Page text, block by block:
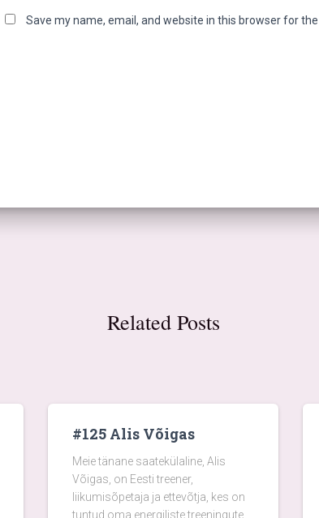
Save my name, email, and website in this browser for
Related Posts
#125 Alis Võigas
Meie tänane saatekülaline, Alis
Võigas, on Eesti treener,
liikumisõpetaja ja ettevõtja, kes on
tuntud oma energiliste treeningute